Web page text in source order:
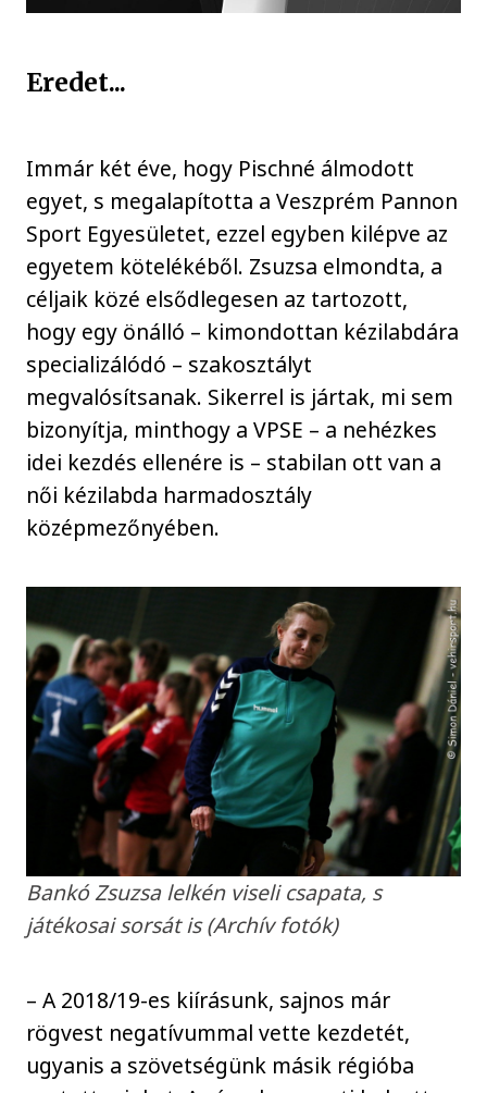
Eredet...
Immár két éve, hogy Pischné álmodott
egyet, s megalapította a Veszprém Pannon
Sport Egyesületet, ezzel egyben kilépve az
egyetem kötelékéből. Zsuzsa elmondta, a
céljaik közé elsődlegesen az tartozott,
hogy egy önálló – kimondottan kézilabdára
specializálódó – szakosztályt
megvalósítsanak. Sikerrel is jártak, mi sem
bizonyítja, minthogy a VPSE – a nehézkes
idei kezdés ellenére is – stabilan ott van a
női kézilabda harmadosztály
középmezőnyében.
Bankó Zsuzsa lelkén viseli csapata, s
játékosai sorsát is (Archív fotók)
– A 2018/19-es kiírásunk, sajnos már
rögvest negatívummal vette kezdetét,
ugyanis a szövetségünk másik régióba